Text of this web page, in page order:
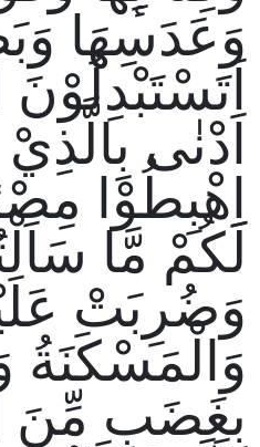
وَعَدَسِهَا
اَدْنٰى
اِهْبِطُوْا
لَكُمْ مَّا
وَضُرِبَتْ
وَالْمَسْكَنَةُ
بِغَضَبٍ مِّنَ